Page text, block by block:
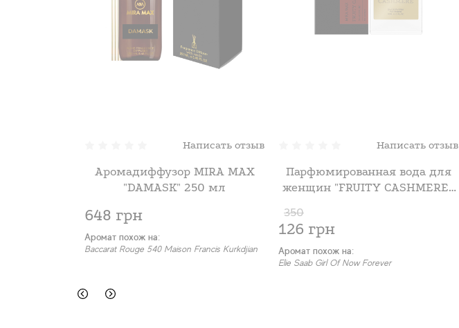
Написать отзыв
Аромадиффузор MIRA MAX
"DAMASK" 250 мл
648 грн
Аромат похож на:
Baccarat Rouge 540 Maison Francis Kurkdjian
Написать отзыв
Парфюмированная вода для
женщин "FRUITY CASHMERE",
350
126 грн
Аромат похож на:
Elie Saab Girl Of Now Forever